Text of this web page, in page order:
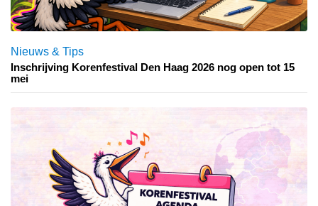
Nieuws & Tips
Inschrijving Korenfestival Den Haag 2026 nog open tot 15
mei